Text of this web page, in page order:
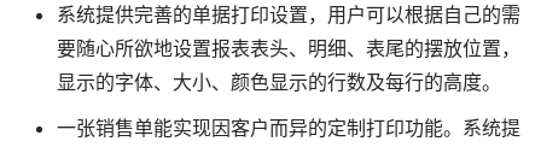
系统提供完善的单据打印设置，用户可以根据自己的需
要随心所欲地设置报表表头、明细、表尾的摆放位置，
显示的字体、大小、颜色显示的行数及每行的高度。
一张销售单能实现因客户而异的定制打印功能。系统提